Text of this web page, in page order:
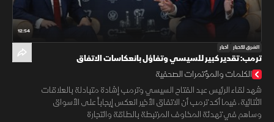
12:54
الشرق للأخبار أخبار
ترمب: تقدير كبير للسيسي وتفاؤل بانعكاسات الاتفاق
الكلمات والمؤتمرات الصحفية
شهد لقاء الرئيس عبد الفتاح السيسي وترمب إشادة متبادلة بالعلاقات
الثنائية، فيما أكد ترمب أن الاتفاق الأخير انعكس إيجاباً على الأسواق
وساهم في تهدئة المخاوف المرتبطة بالطاقة والتجارة